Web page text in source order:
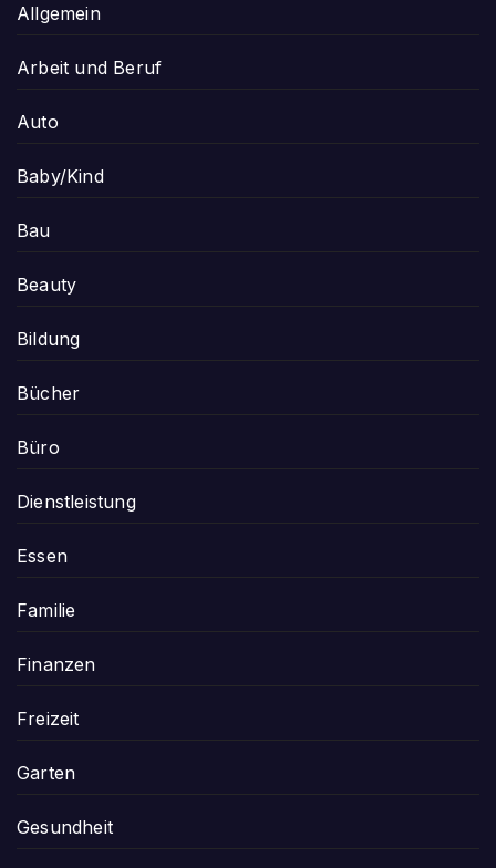
Allgemein
Arbeit und Beruf
Auto
Baby/Kind
Bau
Beauty
Bildung
Bücher
Büro
Dienstleistung
Essen
Familie
Finanzen
Freizeit
Garten
Gesundheit